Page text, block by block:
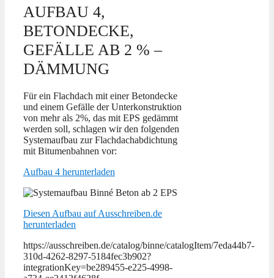
AUFBAU 4,
BETONDECKE,
GEFÄLLE AB 2 % –
DÄMMUNG
Für ein Flachdach mit einer Betondecke
und einem Gefälle der Unterkonstruktion
von mehr als 2%, das mit EPS gedämmt
werden soll, schlagen wir den folgenden
Systemaufbau zur Flachdachabdichtung
mit Bitumenbahnen vor:
Aufbau 4 herunterladen
Diesen Aufbau auf Ausschreiben.de
herunterladen
https://ausschreiben.de/catalog/binne/catalogItem/7eda44b7-
310d-4262-8297-5184fec3b902?
integrationKey=be289455-e225-4998-